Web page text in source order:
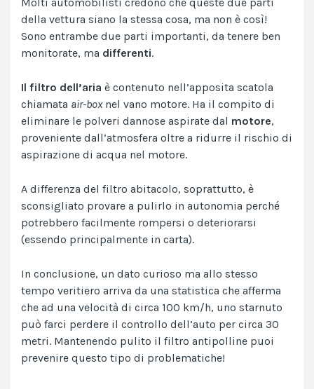
della vettura siano la stessa cosa, ma non è così!
Sono entrambe due parti importanti, da tenere ben
monitorate, ma differenti.
Il filtro dell’aria è contenuto nell’apposita scatola
chiamata air-boxnel vano motore. Ha il compito di
eliminare le polveri dannose aspirate dal motore,
proveniente dall’atmosfera oltre a ridurre il rischio di
aspirazione di acqua nel motore.
A differenza del filtro abitacolo, soprattutto, è
sconsigliato provare a pulirlo in autonomia perché
potrebbero facilmente rompersi o deteriorarsi
(essendo principalmente in carta).
In conclusione, un dato curioso ma allo stesso
tempo veritiero arriva da una statistica che afferma
che ad una velocità di circa 100 km/h, uno starnuto
può farci perdere il controllo dell’auto per circa 30
metri. Mantenendo pulito il filtro antipolline puoi
prevenire questo tipo di problematiche!